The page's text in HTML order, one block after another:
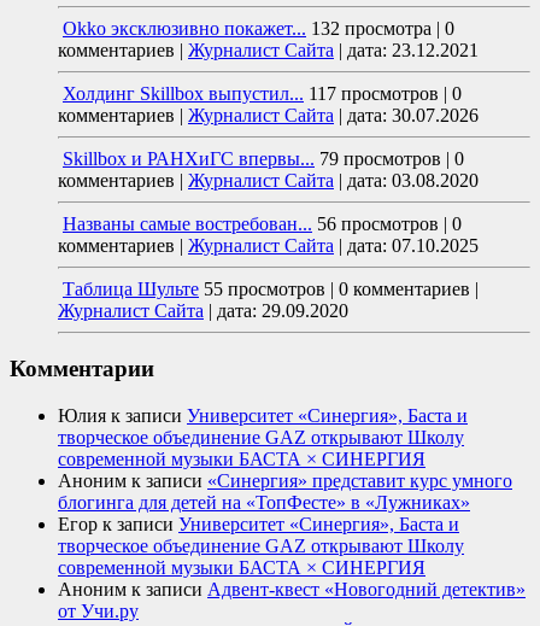
Okko эксклюзивно покажет... 132 просмотра | 0
комментариев | Журналист Сайта | дата: 23.12.2021
Холдинг Skillbox выпустил... 117 просмотров | 0
комментариев | Журналист Сайта | дата: 30.07.2026
Skillbox и РАНХиГС впервы... 79 просмотров | 0
комментариев | Журналист Сайта | дата: 03.08.2020
Названы самые востребован... 56 просмотров | 0
комментариев | Журналист Сайта | дата: 07.10.2025
Таблица Шульте 55 просмотров | 0 комментариев |
Журналист Сайта | дата: 29.09.2020
Комментарии
Юлия к записи Университет «Синергия», Баста и
творческое объединение GAZ открывают Школу
современной музыки БАСТА × СИНЕРГИЯ
Аноним к записи «Синергия» представит курс умного
блогинга для детей на «ТопФесте» в «Лужниках»
Егор к записи Университет «Синергия», Баста и
творческое объединение GAZ открывают Школу
современной музыки БАСТА × СИНЕРГИЯ
Аноним к записи Адвент-квест «Новогодний детектив»
от Учи.ру